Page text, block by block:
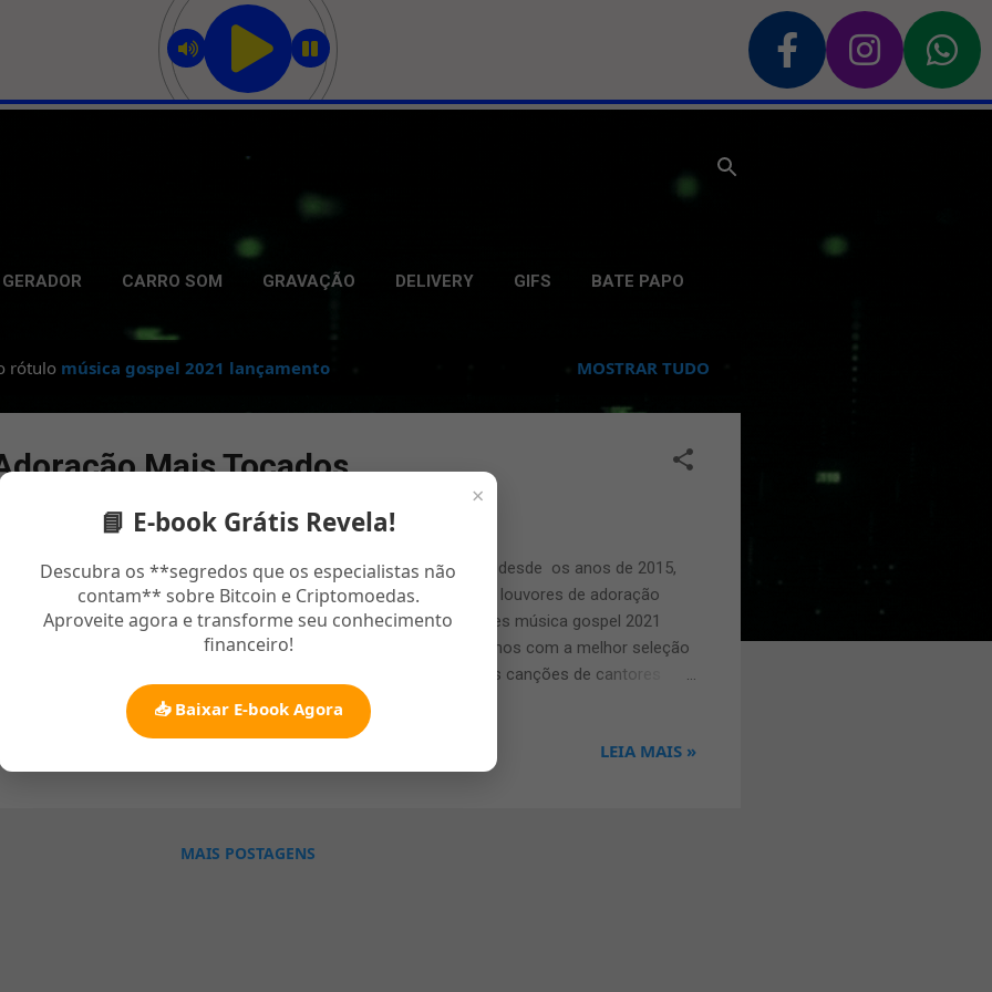
Pular para o conteúdo principal
×
📘 E-book Grátis Revela!
Descubra os **segredos que os especialistas não
contam** sobre Bitcoin e Criptomoedas.
Aproveite agora e transforme seu conhecimento
financeiro!
📥 Baixar E-book Agora
GERADOR CARRO SOM GRAVAÇÃO DELIVERY GIFS BATE PAPO
rótulo música gospel 2021 lançamento MOSTRAR TUDO
Mais Tocados
17, 2021
na Elos você encontrará não só as musica gospel mais tocadas desde os anos de 2015,
2017, 2018, 2019, 2020, 2021 e 2022. como também os melhores louvores de adoração
tocados no youtube. Música Gospel 2021 Lançamento As melhores música gospel 2021
encontra em um unico lugar aqui na Radio Elos Belém pois contamos com a melhor seleção
antigos, louvores de adoração mais tocados, dentre outras canções de cantores
como fernandinho e muitos outros, por isso sua musica gospel 2021 está muito
repesentada aqui em nossa radio e aplicativo. Qual a Importância de Ouvir Louvores de
Mais Tocados? Nos dias atuais em que vivemos em plena pandemia é de extremaLEIA MAIS »
MAIS POSTAGENS